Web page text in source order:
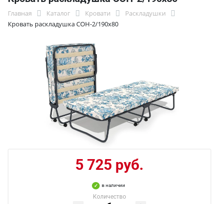
Главная Каталог Кровати
Раскладушки
Кровать раскладушка СОН-2/190х80
5 725 руб.
в наличии
Количество